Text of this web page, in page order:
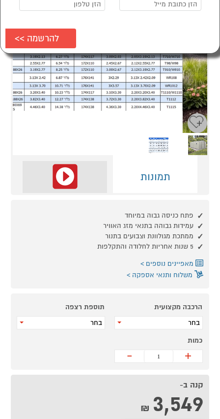
תמונות
פתח כניסה גבוה במיוחד
עמידות גבוהה בתנאי מזג האוויר
ממתכת מגולוונת וצבועים בתנור
5 שנות אחריות לחלודה והתקלפות
מאפיינים נוספים
משלוח ותנאי אספקה
הרכבה מקצועית
בחר
תוספת רצפה
בחר
כמות
+
-
קנה ב-
3,549
₪